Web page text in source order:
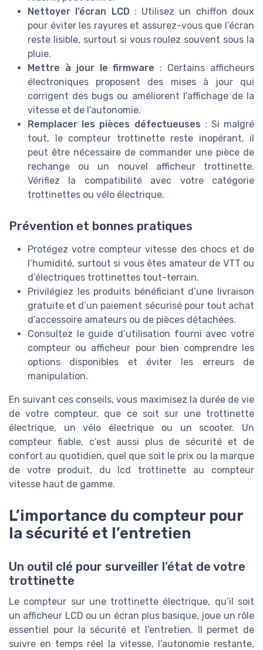
Nettoyer l’écran LCD : Utilisez un chiffon doux
pour éviter les rayures et assurez-vous que l’écran
reste lisible, surtout si vous roulez souvent sous la
pluie.
Mettre à jour le firmware : Certains afficheurs
électroniques proposent des mises à jour qui
corrigent des bugs ou améliorent l’affichage de la
vitesse et de l’autonomie.
Remplacer les pièces défectueuses : Si malgré
tout, le compteur trottinette reste inopérant, il
peut être nécessaire de commander une pièce de
rechange ou un nouvel afficheur trottinette.
Vérifiez la compatibilité avec votre catégorie
trottinettes ou vélo électrique.
Prévention et bonnes pratiques
Protégez votre compteur vitesse des chocs et de
l’humidité, surtout si vous êtes amateur de VTT ou
d’électriques trottinettes tout-terrain.
Privilégiez les produits bénéficiant d’une livraison
gratuite et d’un paiement sécurisé pour tout achat
d’accessoire amateurs ou de pièces détachées.
Consultez le guide d’utilisation fourni avec votre
compteur ou afficheur pour bien comprendre les
options disponibles et éviter les erreurs de
manipulation.
En suivant ces conseils, vous maximisez la durée de vie
de votre compteur, que ce soit sur une trottinette
électrique, un vélo électrique ou un scooter. Un
compteur fiable, c’est aussi plus de sécurité et de
confort au quotidien, quel que soit le prix ou la marque
de votre produit, du lcd trottinette au compteur
vitesse haut de gamme.
L’importance du compteur pour
la sécurité et l’entretien
Un outil clé pour surveiller l’état de votre
trottinette
Le compteur sur une trottinette électrique, qu’il soit
un afficheur LCD ou un écran plus basique, joue un rôle
essentiel pour la sécurité et l’entretien. Il permet de
suivre en temps réel la vitesse, l’autonomie restante,